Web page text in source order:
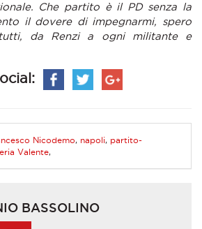
Che partito è il PD senza la
il dovere di impegnarmi, spero
da Renzi a ogni militante e
Nicodemo, napoli, partito-
Valente,
BASSOLINO